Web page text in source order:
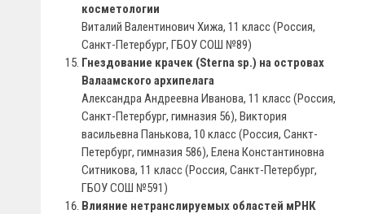
косметологии
Виталий Валентинович Хижа, 11 класс (Россия,
Санкт-Петербург, ГБОУ СОШ №89)
Гнездование крачек (Sterna sp.) на островах
Валаамского архипелага
Александра Андреевна Иванова, 11 класс (Россия,
Санкт-Петербург, гимназия 56), Виктория
васильевна Панькова, 10 класс (Россия, Санкт-
Петербург, гимназия 586), Елена Константиновна
Ситникова, 11 класс (Россия, Санкт-Петербург,
ГБОУ СОШ №591)
Влияние нетранслируемых областей мРНК